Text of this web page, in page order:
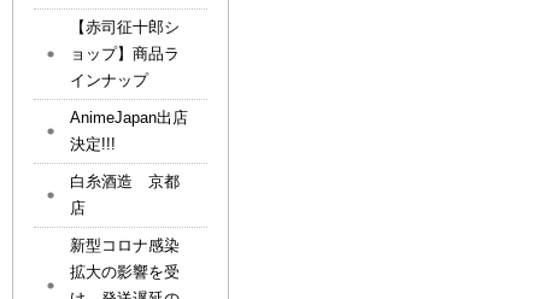
【赤司征十郎シ
ョップ】商品ラ
インナップ
AnimeJapan出店
決定!!!
白糸酒造 京都
店
新型コロナ感染
拡大の影響を受